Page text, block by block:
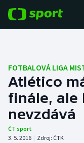
Fotbal
Hokej
Tenis
Atletika
FOTBALOVÁ LIGA
Atlético
finále, ale
nevzdává
ČT sport
3. 5. 2016 | Zdroj: ČTK